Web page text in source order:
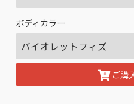
ボディカラー
ご購